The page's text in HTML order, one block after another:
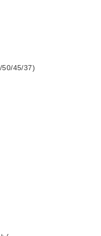
45/37)